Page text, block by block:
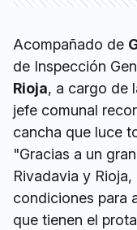
Acompañado de
de Inspección
Rioja, a cargo de
jefe comunal
cancha que luce
"Gracias a un
Rivadavia y
condiciones para
que tienen el